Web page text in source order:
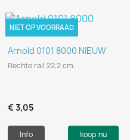
Arnold 0101 8000 NIEUW
Rechte rail 22,2 cm.
€ 3,05
Info koop nu
NIET OP VOORRAAD